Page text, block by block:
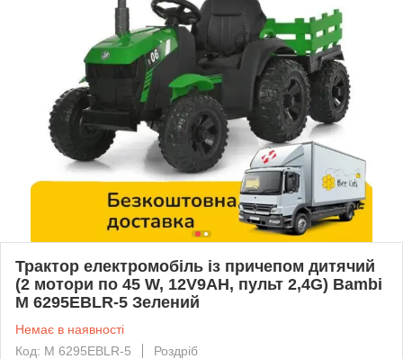
Трактор електромобіль із причепом дитячий
(2 мотори по 45 W, 12V9AH, пульт 2,4G) Bambi
M 6295EBLR-5 Зелений
Немає в наявності
Код: M 6295EBLR-5
Роздріб